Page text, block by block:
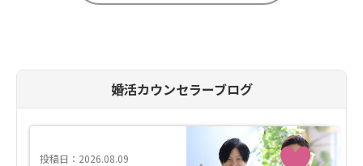
婚活カウンセラーブログ
投稿日：2026.08.09